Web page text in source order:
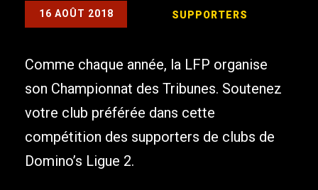
16 AOÛT 2018 SUPPORTERS
Comme chaque année, la LFP organise
son Championnat des Tribunes. Soutenez
votre club préférée dans cette
compétition des supporters de clubs de
Domino’s Ligue 2.